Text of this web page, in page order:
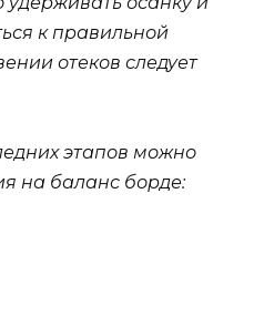
к правильной
отеков следует
этапов можно
на баланс борде: